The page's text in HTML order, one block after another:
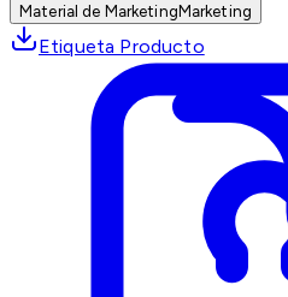
Material de MarketingMarketing
Etiqueta Producto